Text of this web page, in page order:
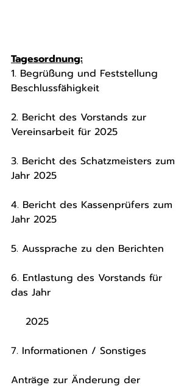
Tagesordnung:
1. Begrüßung und Feststellung
Beschlussfähigkeit
2. Bericht des Vorstands zur
Vereinsarbeit für 2025
3. Bericht des Schatzmeisters zum
Jahr 2025
4. Bericht des Kassenprüfers zum
Jahr 2025
5. Aussprache zu den Berichten
6. Entlastung des Vorstands für
das Jahr
2025
7. Informationen / Sonstiges
Anträge zur Änderung der